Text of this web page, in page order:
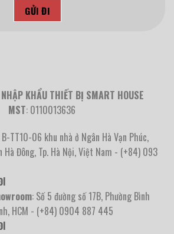
KHẨU THIẾT BỊ SMART HOUSE
MST: 0110013636
B-TT10-06 khu nhà ở Ngân Hà Vạn Phúc,
Hà Đông, Tp. Hà Nội, Việt Nam - (+84) 093
: Số 5 đường số 17B, Phường Bình
HCM - (+84) 0904 887 445